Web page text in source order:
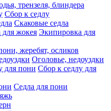
трензеля, блиндера
Сбор к седлу
Скаковые седла
Экипировка для
жеребят, осликов
Оголовье, недоуздки
Сбор к седлу для
Седла для пони